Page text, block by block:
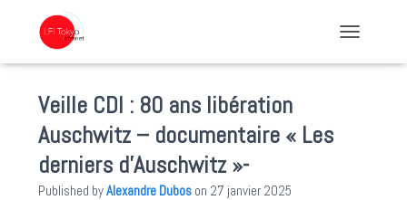
Veille CDI : 80 ans libération
Auschwitz – documentaire « Les
derniers d’Auschwitz »-
Published byAlexandre Dubos on 27 janvier 2025